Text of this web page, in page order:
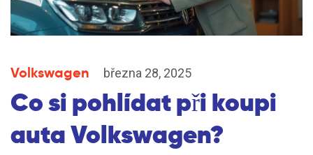
Volkswagen března 28, 2025
Co si pohlídat při koupi
auta Volkswagen?